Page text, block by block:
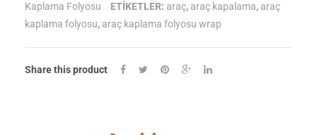
Parlak
pink
Kaplama Folyosu
ETIKETLER: araç, araç kapalama, araç
kaplama folyosu, araç kaplama folyosu wrap
Share this product